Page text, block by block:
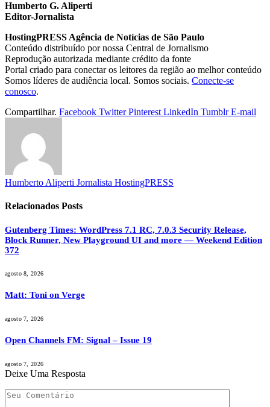
Humberto G. Aliperti
Editor-Jornalista
HostingPRESS Agência de Notícias de São Paulo
Conteúdo distribuído por nossa Central de Jornalismo
Reprodução autorizada mediante crédito da fonte
Portal criado para conectar os leitores da região ao melhor conteúdo
Somos líderes de audiência local. Somos sociais. Conecte-se
conosco.
Compartilhar. Facebook Twitter Pinterest LinkedIn Tumblr E-mail
Humberto Aliperti Jornalista HostingPRESS
Relacionados Posts
Gutenberg Times: WordPress 7.1 RC, 7.0.3 Security Release,
Block Runner, New Playground UI and more — Weekend Edition
372
agosto 8, 2026
Matt: Toni on Verge
agosto 7, 2026
Open Channels FM: Signal – Issue 19
agosto 7, 2026
Deixe Uma Resposta